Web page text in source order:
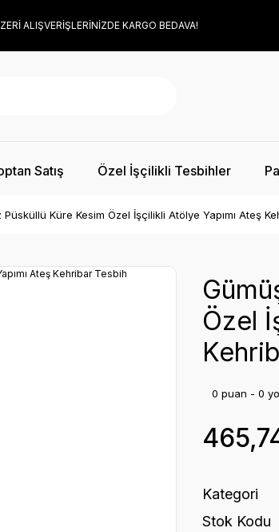
ALIŞVERİŞLERİNİZDE KARGO BEDAVA!
Satış Özel İşçilikli Tesbihler
Püsküllü Küre Kesim Özel İşçilikli Atölye Yapımı Ateş
Özel
0 puan - 0
Kategori
Stok Kodu